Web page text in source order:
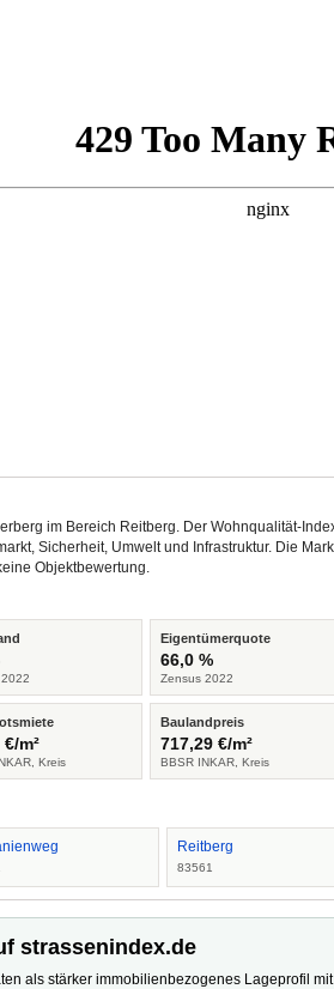
im Bereich Reitberg. Der Wohnqualität-
Sicherheit, Umwelt und Infrastruktur. Die
Objektbewertung.
Eigentümerquote
66,0 %
Zensus 2022
m²
Kreis
Baulandpreis
717,29 €/m²
BBSR INKAR, Kreis
Reitberg
83561
strassenindex.de
als stärker immobilienbezogenes Lageprofil